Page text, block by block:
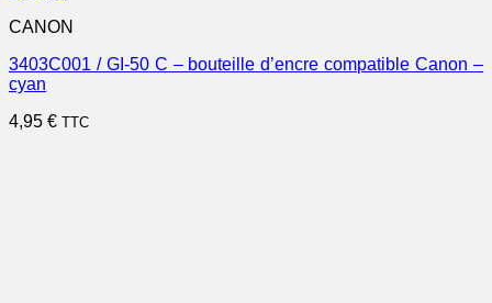
CANON
3403C001 / GI-50 C – bouteille d’encre compatible Canon –
cyan
4,95 € TTC